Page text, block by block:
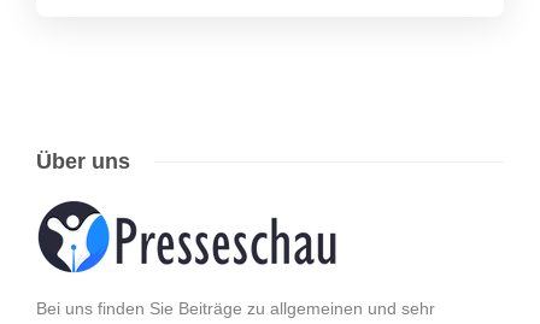
Über uns
Bei uns finden Sie Beiträge zu allgemeinen und sehr